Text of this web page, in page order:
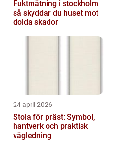
Fuktmätning i stockholm
så skyddar du huset mot
dolda skador
24 april 2026
Stola för präst: Symbol,
hantverk och praktisk
vägledning